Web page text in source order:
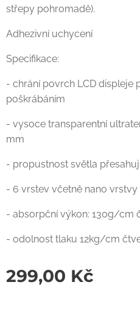
střepy pohromadě).
Adhezivní uchycení
Specifikace:
- chrání povrch LCD displeje
poškrábáním
- vysoce transparentní
mm
- propustnost světla
- 6 vrstev včetně nano vrstvy
- absorpční výkon: 130g/cm
- odolnost tlaku 12kg/cm
299,00 Kč